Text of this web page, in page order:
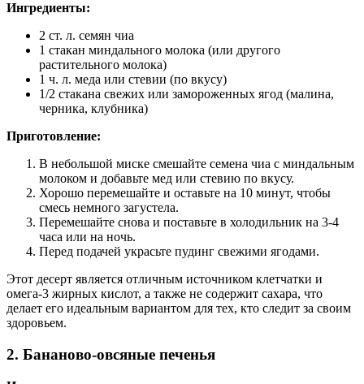
Ингредиенты:
2 ст. л. семян чиа
1 стакан миндального молока (или другого
растительного молока)
1 ч. л. меда или стевии (по вкусу)
1/2 стакана свежих или замороженных ягод (малина,
черника, клубника)
Приготовление:
В небольшой миске смешайте семена чиа с миндальным
молоком и добавьте мед или стевию по вкусу.
Хорошо перемешайте и оставьте на 10 минут, чтобы
смесь немного загустела.
Перемешайте снова и поставьте в холодильник на 3-4
часа или на ночь.
Перед подачей украсьте пудинг свежими ягодами.
Этот десерт является отличным источником клетчатки и
омега-3 жирных кислот, а также не содержит сахара, что
делает его идеальным вариантом для тех, кто следит за своим
здоровьем.
2. Бананово-овсяные печенья